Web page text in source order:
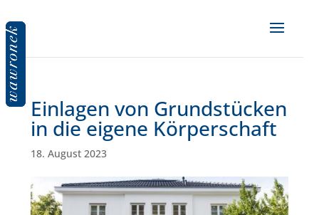
Einlagen von Grundstücken
in die eigene Körperschaft
18. August 2023